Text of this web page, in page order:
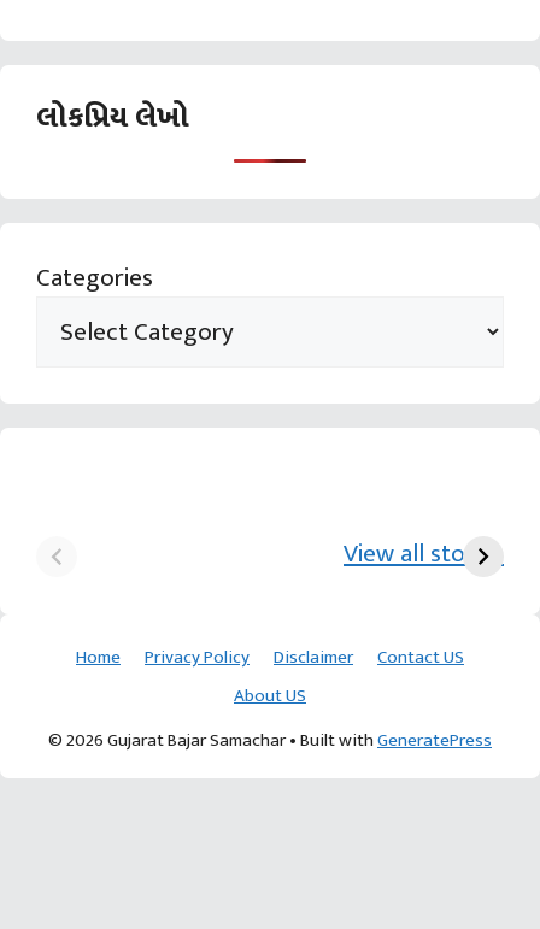
લોકપ્રિય લેખો
Categories
View all stories
ખેડૂતની કમાલ આચાર્ય દેવવ્રતજી
Home Privacy Policy Disclaimer
Contact US
About US
© 2026 Gujarat Bajar Samachar• Built withGeneratePress